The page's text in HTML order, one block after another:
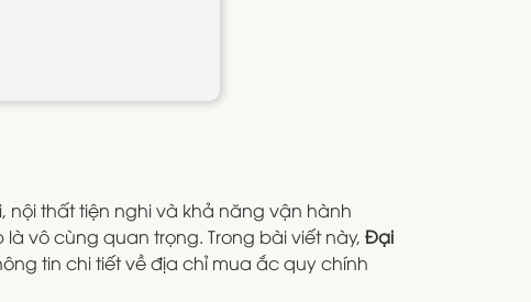
nội thất tiện nghi và khả năng vận hành
vô cùng quan trọng. Trong bài viết này, Đại
tin chi tiết về địa chỉ mua ắc quy chính